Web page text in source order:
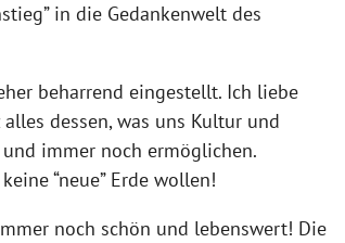
in die Gedankenwelt des
beharrend eingestellt. Ich liebe
dessen, was uns Kultur und
immer noch ermöglichen.
“neue” Erde wollen!
noch schön und lebenswert! Die